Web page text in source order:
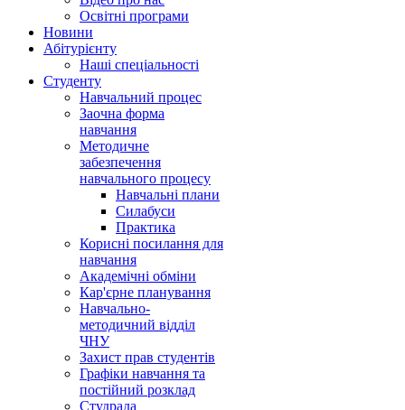
Освітні програми
Hовини
Абітурієнту
Наші спеціальності
Студенту
Навчальний процес
Заочна форма
навчання
Методичне
забезпечення
навчального процесу
Навчальні плани
Силабуси
Практика
Корисні посилання для
навчання
Академічні обміни
Кар'єрне планування
Навчально-
методичний відділ
ЧНУ
Захист прав студентів
Графіки навчання та
постійний розклад
Студрада